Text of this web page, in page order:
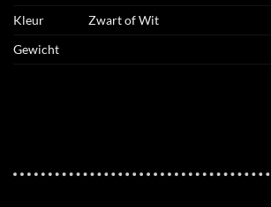
Kleur
Zwart of Wit
Gewicht